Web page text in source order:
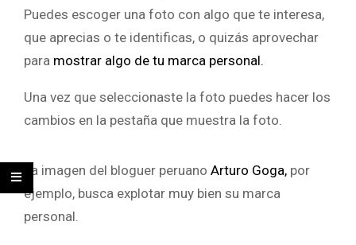
Puedes escoger una foto con algo que te interesa,
que aprecias o te identificas, o quizás aprovechar
para mostrar algo de tu marca personal.
Una vez que seleccionaste la foto puedes hacer los
cambios en la pestaña que muestra la foto.
La imagen del bloguer peruano Arturo Goga, por
ejemplo, busca explotar muy bien su marca
personal.